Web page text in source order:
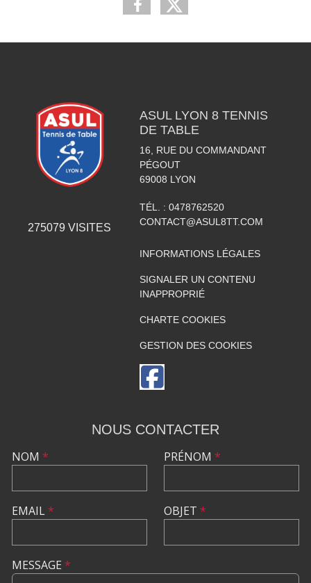
275079 VISITES
ASUL LYON 8 TENNIS
DE TABLE
16, RUE DU COMMANDANT
PÉGOUT
69008 LYON
TÉL. : 0478762520
CONTACT@ASUL8TT.COM
INFORMATIONS LÉGALES
SIGNALER UN CONTENU
INAPPROPRIÉ
CHARTE COOKIES
GESTION DES COOKIES
NOUS CONTACTER
NOM *
EMAIL*
PRÉNOM *
OBJET *
MESSAGE *